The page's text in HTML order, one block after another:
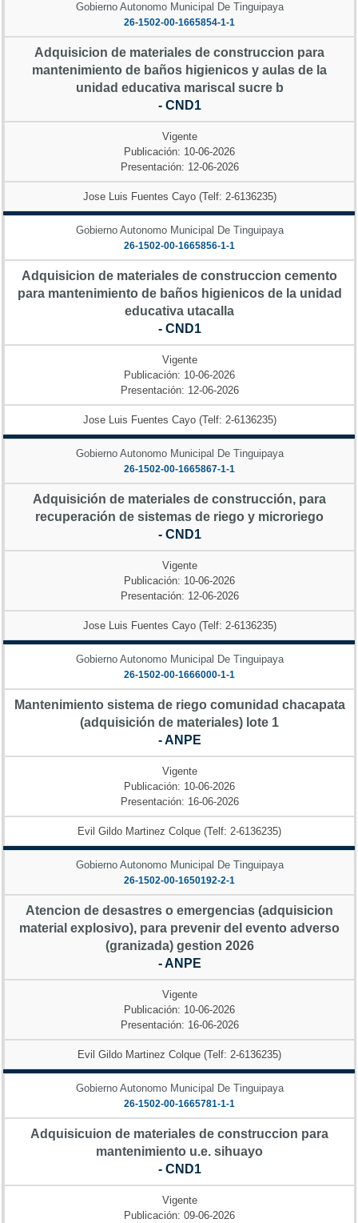
Gobierno Autonomo Municipal De Tinguipaya
26-1502-00-1665854-1-1
Adquisicion de materiales de construccion para
mantenimiento de baños higienicos y aulas de la
unidad educativa mariscal sucre b
- CND1
Vigente
Publicación: 10-06-2026
Presentación: 12-06-2026
Jose Luis Fuentes Cayo (Telf: 2-6136235)
Gobierno Autonomo Municipal De Tinguipaya
26-1502-00-1665856-1-1
Adquisicion de materiales de construccion cemento
para mantenimiento de baños higienicos de la unidad
educativa utacalla
- CND1
Vigente
Publicación: 10-06-2026
Presentación: 12-06-2026
Jose Luis Fuentes Cayo (Telf: 2-6136235)
Gobierno Autonomo Municipal De Tinguipaya
26-1502-00-1665867-1-1
Adquisición de materiales de construcción, para
recuperación de sistemas de riego y microriego
- CND1
Vigente
Publicación: 10-06-2026
Presentación: 12-06-2026
Jose Luis Fuentes Cayo (Telf: 2-6136235)
Gobierno Autonomo Municipal De Tinguipaya
26-1502-00-1666000-1-1
Mantenimiento sistema de riego comunidad chacapata
(adquisición de materiales) lote 1
- ANPE
Vigente
Publicación: 10-06-2026
Presentación: 16-06-2026
Evil Gildo Martinez Colque (Telf: 2-6136235)
Gobierno Autonomo Municipal De Tinguipaya
26-1502-00-1650192-2-1
Atencion de desastres o emergencias (adquisicion
material explosivo), para prevenir del evento adverso
(granizada) gestion 2026
- ANPE
Vigente
Publicación: 10-06-2026
Presentación: 16-06-2026
Evil Gildo Martinez Colque (Telf: 2-6136235)
Gobierno Autonomo Municipal De Tinguipaya
26-1502-00-1665781-1-1
Adquisicuion de materiales de construccion para
mantenimiento u.e. sihuayo
- CND1
Vigente
Publicación: 09-06-2026